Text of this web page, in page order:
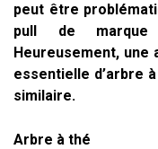
peut être
pull de
Heureusement, une
essentielle d’arbre
similaire.
Arbre à thé